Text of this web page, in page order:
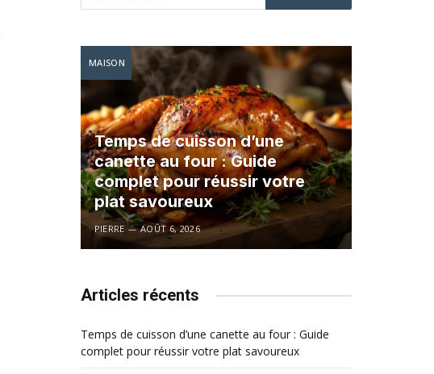
MAISON
Temps de cuisson d’une
canette au four : Guide
complet pour réussir votre
plat savoureux
PIERRE AOÛT 6, 2026
Articles récents
Temps de cuisson d’une canette au four : Guide
complet pour réussir votre plat savoureux